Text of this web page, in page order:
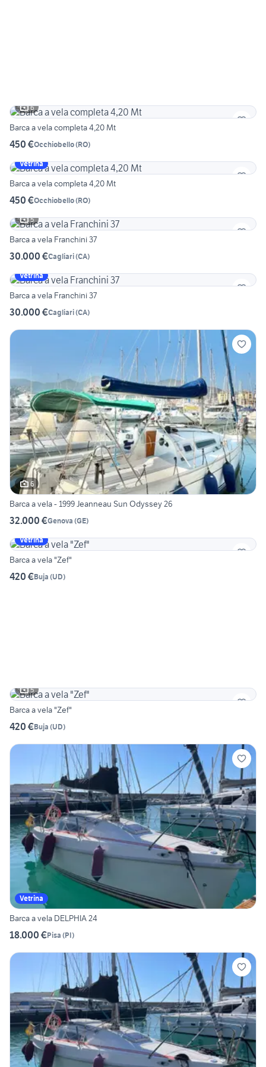
6
Barca a vela completa 4,20 Mt
450 €Occhiobello(RO)
Vetrina
Barca a vela completa 4,20 Mt
450 €Occhiobello(RO)
5
Barca a vela Franchini 37
30.000 €Cagliari(CA)
Vetrina
Barca a vela Franchini 37
30.000 €Cagliari(CA)
6
Barca a vela - 1999 Jeanneau Sun Odyssey 26
32.000 €Genova (GE)
Vetrina
Barca a vela "Zef"
420 €Buja (UD)
5
Barca a vela "Zef"
420 €Buja (UD)
Vetrina
Barca a vela DELPHIA 24
18.000 €Pisa (PI)